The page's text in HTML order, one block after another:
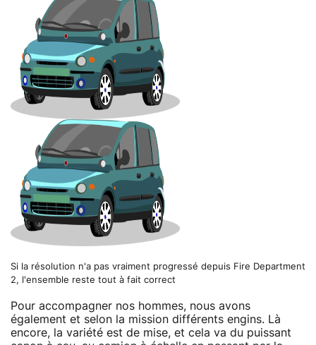
Si la résolution n'a pas vraiment progressé depuis Fire Department
2, l'ensemble reste tout à fait correct
Pour accompagner nos hommes, nous avons
également et selon la mission différents engins. Là
encore, la variété est de mise, et cela va du puissant